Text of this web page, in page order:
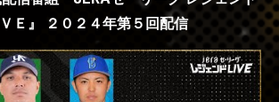
Ｅ』 ２０２４年第５回配信